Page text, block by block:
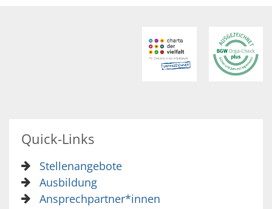
Quick-Links
Stellenangebote
Ausbildung
Ansprechpartner*innen